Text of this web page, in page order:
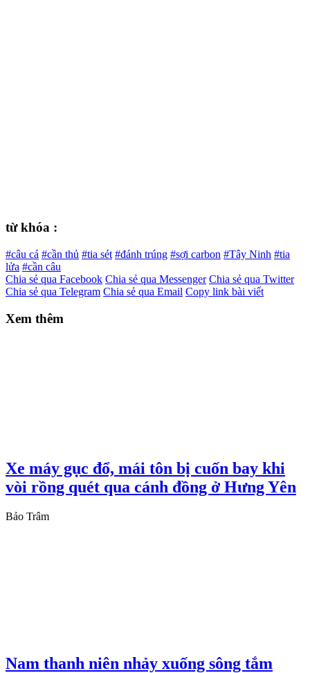
từ khóa :
#câu cá #cần thủ #tia sét #đánh trúng #sợi carbon #Tây Ninh #tia
lửa #cần câu
Chia sẻ qua Facebook Chia sẻ qua Messenger Chia sẻ qua Twitter
Chia sẻ qua Telegram Chia sẻ qua Email Copy link bài viết
Xem thêm
Xe máy gục đổ, mái tôn bị cuốn bay khi
vòi rồng quét qua cánh đồng ở Hưng Yên
Bảo Trâm
Nam thanh niên nhảy xuống sông tắm